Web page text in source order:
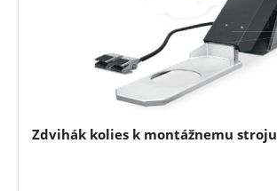
Zdvihák kolies k montážnemu stroju